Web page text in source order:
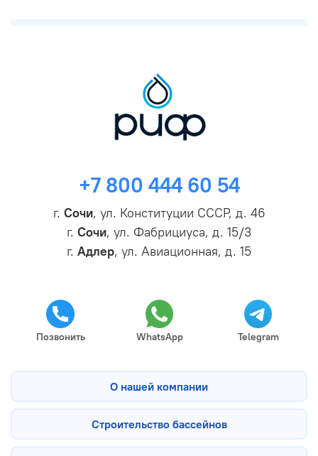
+7 800 444 60 54
г. Сочи, ул. Конституции СССР, д. 46
г. Сочи, ул. Фабрициуса, д. 15/3
г. Адлер, ул. Авиационная, д. 15
Позвонить WhatsApp Telegram
О нашей компании
Строительство бассейнов